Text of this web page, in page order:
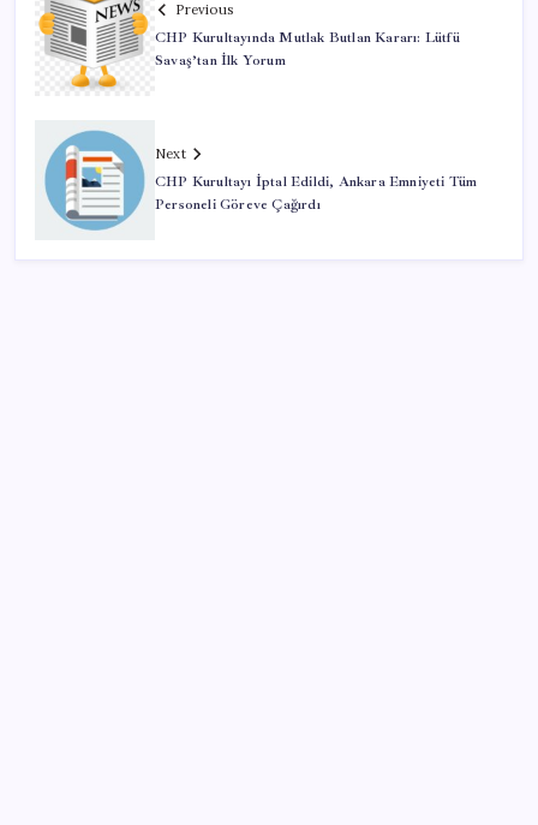
Previous
CHP Kurultayında Mutlak Butlan Kararı: Lütfü
Savaş’tan İlk Yorum
Next
CHP Kurultayı İptal Edildi, Ankara Emniyeti Tüm
Personeli Göreve Çağırdı